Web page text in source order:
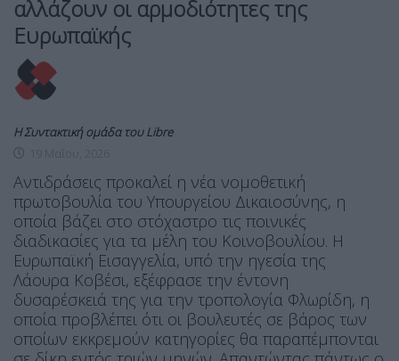
αλλάζουν οι αρμοδιότητες της
Ευρωπαϊκής
Η Συντακτική ομάδα του Libre
Αντιδράσεις προκαλεί η νέα νομοθετική
πρωτοβουλία του Υπουργείου Δικαιοσύνης, η
οποία βάζει στο στόχαστρο τις ποινικές
διαδικασίες για τα μέλη του Κοινοβουλίου. Η
Ευρωπαϊκή Εισαγγελία, υπό την ηγεσία της
Λάουρα Κοβέσι, εξέφρασε την έντονη
δυσαρέσκειά της για την τροπολογία Φλωρίδη, η
οποία προβλέπει ότι οι βουλευτές σε βάρος των
οποίων εκκρεμούν κατηγορίες θα παραπέμπονται